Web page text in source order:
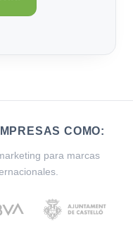
COMO:
para marcas